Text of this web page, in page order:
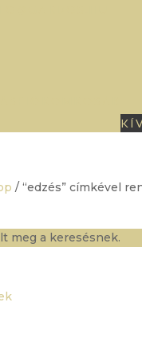
/ “edzés” címkével
meg a keresésnek.